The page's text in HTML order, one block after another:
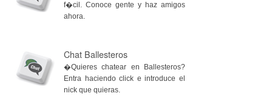
f�cil. Conoce gente y haz amigos
ahora.
Chat Ballesteros
�Quieres chatear en Ballesteros?
Entra haciendo click e introduce el
nick que quieras.